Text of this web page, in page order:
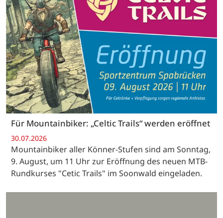
Für Mountainbiker: „Celtic Trails“ werden eröffnet
30.07.2026
Mountainbiker aller Könner-Stufen sind am Sonntag,
9. August, um 11 Uhr zur Eröffnung des neuen MTB-
Rundkurses "Cetic Trails" im Soonwald eingeladen.